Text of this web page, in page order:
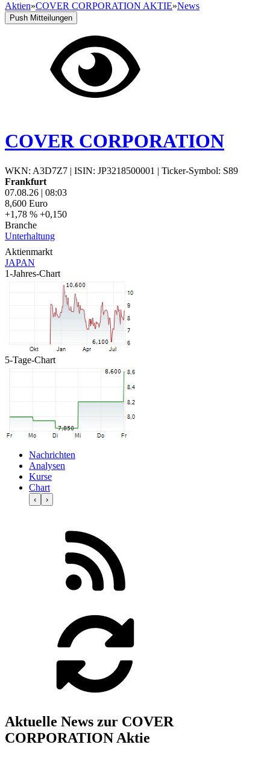
Aktien»COVER CORPORATION AKTIE»News
Push Mitteilungen
COVER CORPORATION
WKN: A3D7Z7 | ISIN: JP3218500001 | Ticker-Symbol: S89
Frankfurt
07.08.26 | 08:03
8,600 Euro
+1,78 % +0,150
Branche
Unterhaltung
Aktienmarkt
JAPAN
1-Jahres-Chart
5-Tage-Chart
Nachrichten
Analysen
Kurse
Chart
‹ ›
Aktuelle News zur COVER
CORPORATION Aktie